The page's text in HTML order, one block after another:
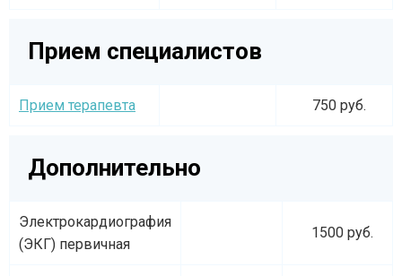
Прием специалистов
Прием терапевта 750 руб.
Дополнительно
Электрокардиография
(ЭКГ) первичная
1500 руб.